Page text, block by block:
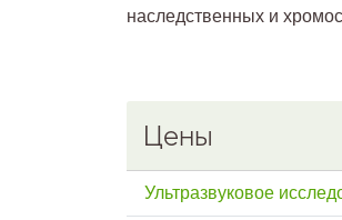
наследственных и
Цены
Ультразвуковое